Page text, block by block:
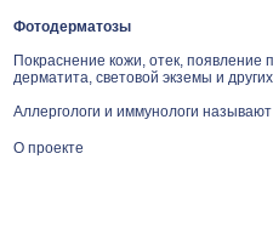
Фотодерматозы
Покраснение кожи, отек, появление
дерматита, световой экземы и
Аллергологи и иммунологи
О проекте